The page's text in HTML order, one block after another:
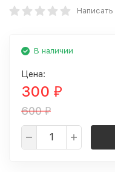
В наличии
Цена:
300 ₽
600₽